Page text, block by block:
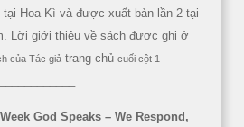
tại Hoa Kì và được xuất bản lần 2 tại
Lời giới thiệu về sách được ghi ở
của Tác giả trang chủ cuối cột 1
God Speaks – We Respond,